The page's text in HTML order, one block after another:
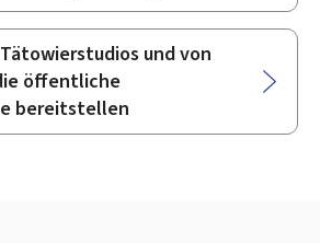
und von
öffentliche
bereitstellen